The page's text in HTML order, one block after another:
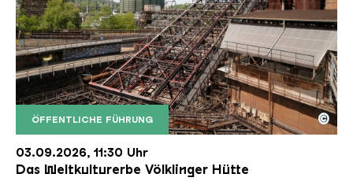
ÖFFENTLICHE FÜHRUNG
Der Erzschrägaufzug der Völklinger Hütte mit
Copyright: Weltkulturerbe Völklinger Hütte | Karl
©
03.09.2026, 11:30 Uhr
Das Weltkulturerbe Völklinger Hütte